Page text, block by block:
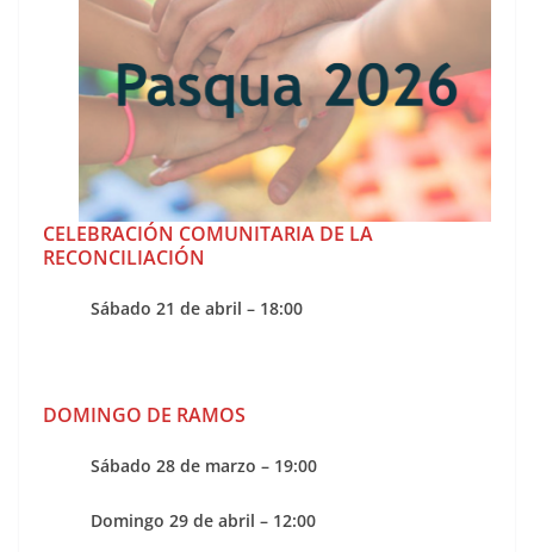
CELEBRACIÓN COMUNITARIA DE LA
RECONCILIACIÓN
Sábado 21 de abril – 18:00
DOMINGO DE RAMOS
Sábado 28 de marzo – 19:00
Domingo 29 de abril – 12:00